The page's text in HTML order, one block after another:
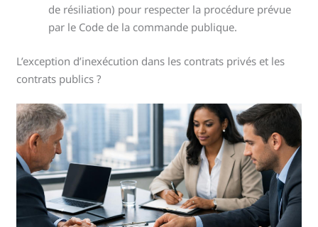
de résiliation) pour respecter la procédure prévue
par le Code de la commande publique.
L’exception d’inexécution dans les contrats privés et les
contrats publics ?